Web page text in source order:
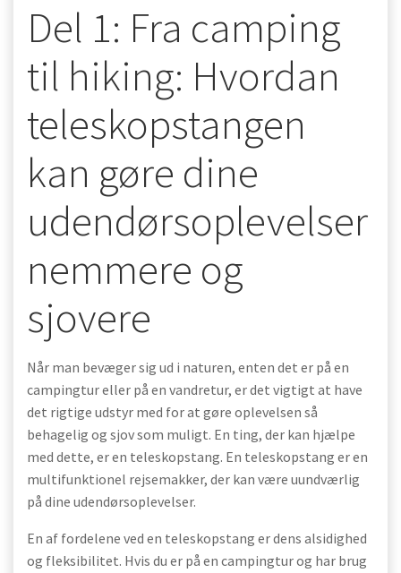
Del 1: Fra camping
til hiking: Hvordan
teleskopstangen
kan gøre dine
udendørsoplevelser
nemmere og
sjovere
Når man bevæger sig ud i naturen, enten det er på en
campingtur eller på en vandretur, er det vigtigt at have
det rigtige udstyr med for at gøre oplevelsen så
behagelig og sjov som muligt. En ting, der kan hjælpe
med dette, er en teleskopstang. En teleskopstang er en
multifunktionel rejsemakker, der kan være uundværlig
på dine udendørsoplevelser.
En af fordelene ved en teleskopstang er dens alsidighed
og fleksibilitet. Hvis du er på en campingtur og har brug